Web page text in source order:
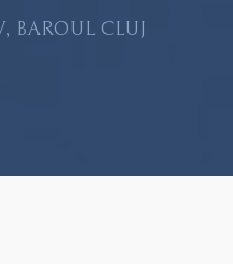
BAROUL CLUJ